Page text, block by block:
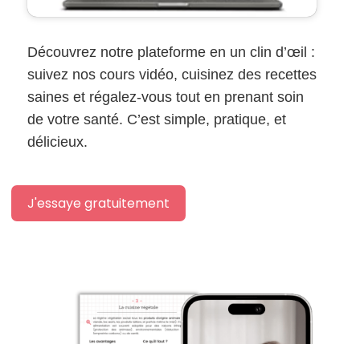
Découvrez notre plateforme en un clin d’œil :
suivez nos cours vidéo, cuisinez des recettes
saines et régalez-vous tout en prenant soin
de votre santé. C’est simple, pratique, et
délicieux.
J'essaye gratuitement